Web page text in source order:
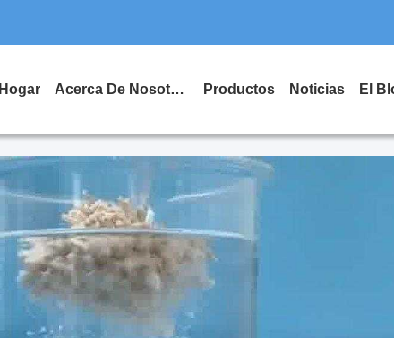
Hogar Acerca De Nosotros Productos Noticias El